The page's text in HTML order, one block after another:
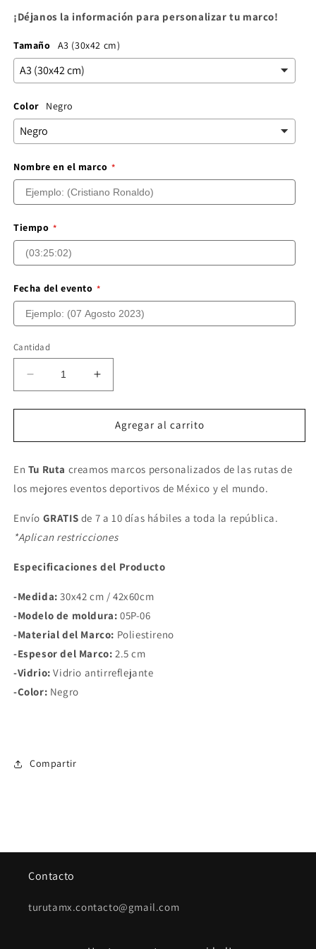
¡Déjanos la información para personalizar tu marco!
Tamaño A3 (30x42 cm)
Color Negro
Nombre en el marco
Tiempo
Fecha del evento
Cantidad
Reducir
cantidad
para
MARATHON
Aumentar
cantidad
para
BOSTON
MARATHON
Agregar al carrito
En Tu Ruta creamos marcos personalizados de las rutas de
los mejores eventos deportivos de México y el mundo.
Envío GRATIS de 7 a 10 días hábiles a toda la república.
*Aplican restricciones
Especificaciones del Producto
-Medida: 30x42 cm / 42x60cm
-Modelo de moldura: 05P-06
-Material del Marco: Poliestireno
-Espesor del Marco: 2.5 cm
-Vidrio: Vidrio antirreflejante
-Color: Negro
Compartir
Contacto
turutamx.contacto@gmail.com